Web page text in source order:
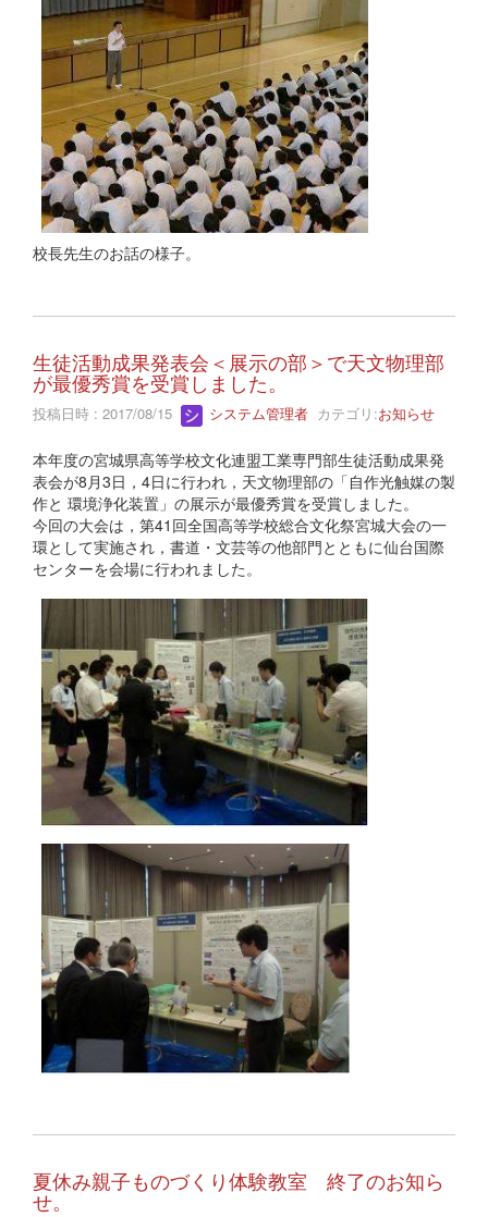
校長先生のお話の様子。
生徒活動成果発表会＜展示の部＞で天文物理部
が最優秀賞を受賞しました。
投稿日時 : 2017/08/15 システム管理者 カテゴリ:お知らせ
本年度の宮城県高等学校文化連盟工業専門部生徒活動成果発
表会が8月3日，4日に行われ，天文物理部の「自作光触媒の製
作と 環境浄化装置」の展示が最優秀賞を受賞しました。
今回の大会は，第41回全国高等学校総合文化祭宮城大会の一
環として実施され，書道・文芸等の他部門とともに仙台国際
センターを会場に行われました。
夏休み親子ものづくり体験教室 終了のお知ら
せ。